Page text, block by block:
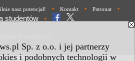
Sp. z o.o. i jej partnerzy
i podobnych technologii w
nasz potencjał! • Kontakt • Patronat •
studentów •